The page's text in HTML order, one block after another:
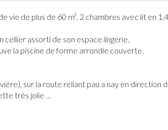
vie de plus de 60 m², 2 chambres avec lit en
cellier assorti de son espace lingerie.
la piscine de forme arrondie couverte.
sur la route reliant pau a nay en direction
très jolie …